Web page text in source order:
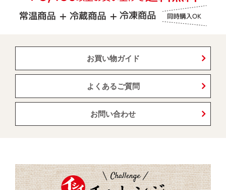
お買い物ガイド
よくあるご質問
お問い合わせ